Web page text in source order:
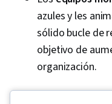
azules y les
sólido bucle de
objetivo de
organización.